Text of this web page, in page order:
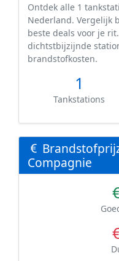
Ontdek alle 1
Nederland. Vergelijk
beste deals voor je
dichtstbijzijnde
brandstofkosten.
1
Tankstations
Compagnie